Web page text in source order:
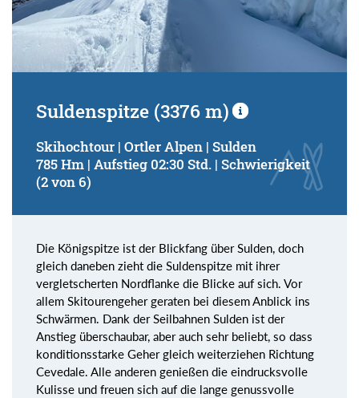
Suldenspitze (3376 m)
Skihochtour | Ortler Alpen | Sulden
785 Hm | Aufstieg 02:30 Std. | Schwierigkeit
(2 von 6)
Die Königspitze ist der Blickfang über Sulden, doch
gleich daneben zieht die Suldenspitze mit ihrer
vergletscherten Nordflanke die Blicke auf sich. Vor
allem Skitourengeher geraten bei diesem Anblick ins
Schwärmen. Dank der Seilbahnen Sulden ist der
Anstieg überschaubar, aber auch sehr beliebt, so dass
konditionsstarke Geher gleich weiterziehen Richtung
Cevedale. Alle anderen genießen die eindrucksvolle
Kulisse und freuen sich auf die lange genussvolle